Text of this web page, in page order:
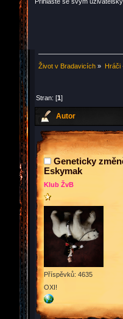
Život v Bradavicích » Hráči
Stran: [1]
Autor
Geneticky
Eskymak
Klub ŽvB
Příspěvků: 4635
OXI!